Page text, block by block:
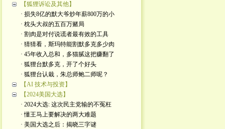
【狐狸诉讼及其他】
· 损失8亿的默大爷炒年薪800万的小
· 枕头大叔的五百万赌局
· 割肉是对付说谎者最有效的工具
· 猜猜看，斯玛特能割默多克多少肉
· 45年收入总和，多猫腻这把赚翻了
· 狐狸台默多克，开了个好头
· 狐狸台认栽，朱总师鲍二师呢？
【AI 技术与投资】
【2024美国大选】
· 2024大选: 这次民主党输的不冤枉
· 懂王马上要解决的两大难题
· 美国大选之后：揭晓三字谜